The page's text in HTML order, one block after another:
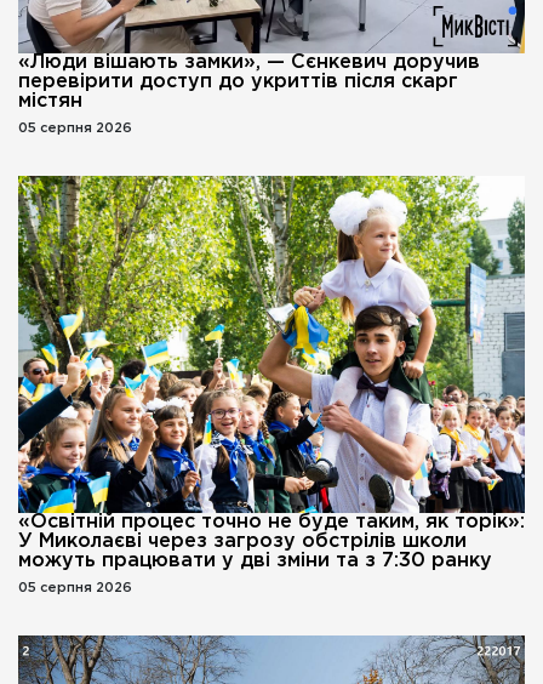
«Люди вішають замки», — Сєнкевич доручив
перевірити доступ до укриттів після скарг
містян
05 серпня 2026
«Освітній процес точно не буде таким, як торік»:
У Миколаєві через загрозу обстрілів школи
можуть працювати у дві зміни та з 7:30 ранку
05 серпня 2026